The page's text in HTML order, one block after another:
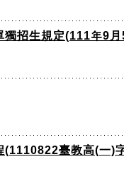
獨招生規定(111年9
(1110822臺教高(一)